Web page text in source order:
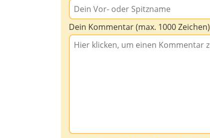
Dein Kommentar (max. 1000 Zeichen)